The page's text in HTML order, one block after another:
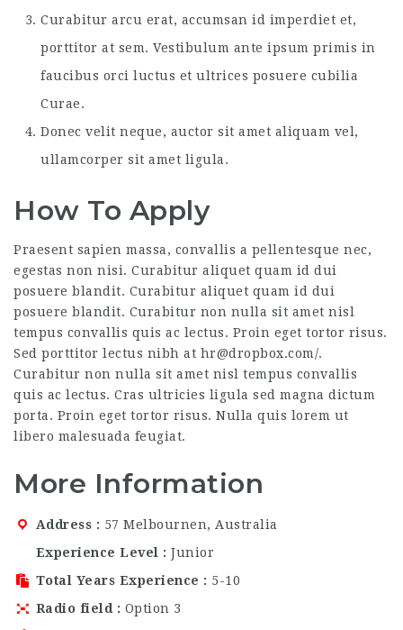
Curabitur arcu erat, accumsan id imperdiet et,
porttitor at sem. Vestibulum ante ipsum primis in
faucibus orci luctus et ultrices posuere cubilia
Curae.
Donec velit neque, auctor sit amet aliquam vel,
ullamcorper sit amet ligula.
How To Apply
Praesent sapien massa, convallis a pellentesque nec,
egestas non nisi. Curabitur aliquet quam id dui
posuere blandit. Curabitur aliquet quam id dui
posuere blandit. Curabitur non nulla sit amet nisl
tempus convallis quis ac lectus. Proin eget tortor risus.
Sed porttitor lectus nibh at hr@dropbox.com/.
Curabitur non nulla sit amet nisl tempus convallis
quis ac lectus. Cras ultricies ligula sed magna dictum
porta. Proin eget tortor risus. Nulla quis lorem ut
libero malesuada feugiat.
More Information
Address
57 Melbournen, Australia
Experience Level
Junior
Total Years Experience
5-10
Radio field
Option 3